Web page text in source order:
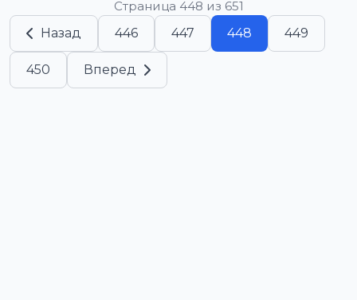
Страница 448 из 651
Назад
446 447 448 449
450 Вперед